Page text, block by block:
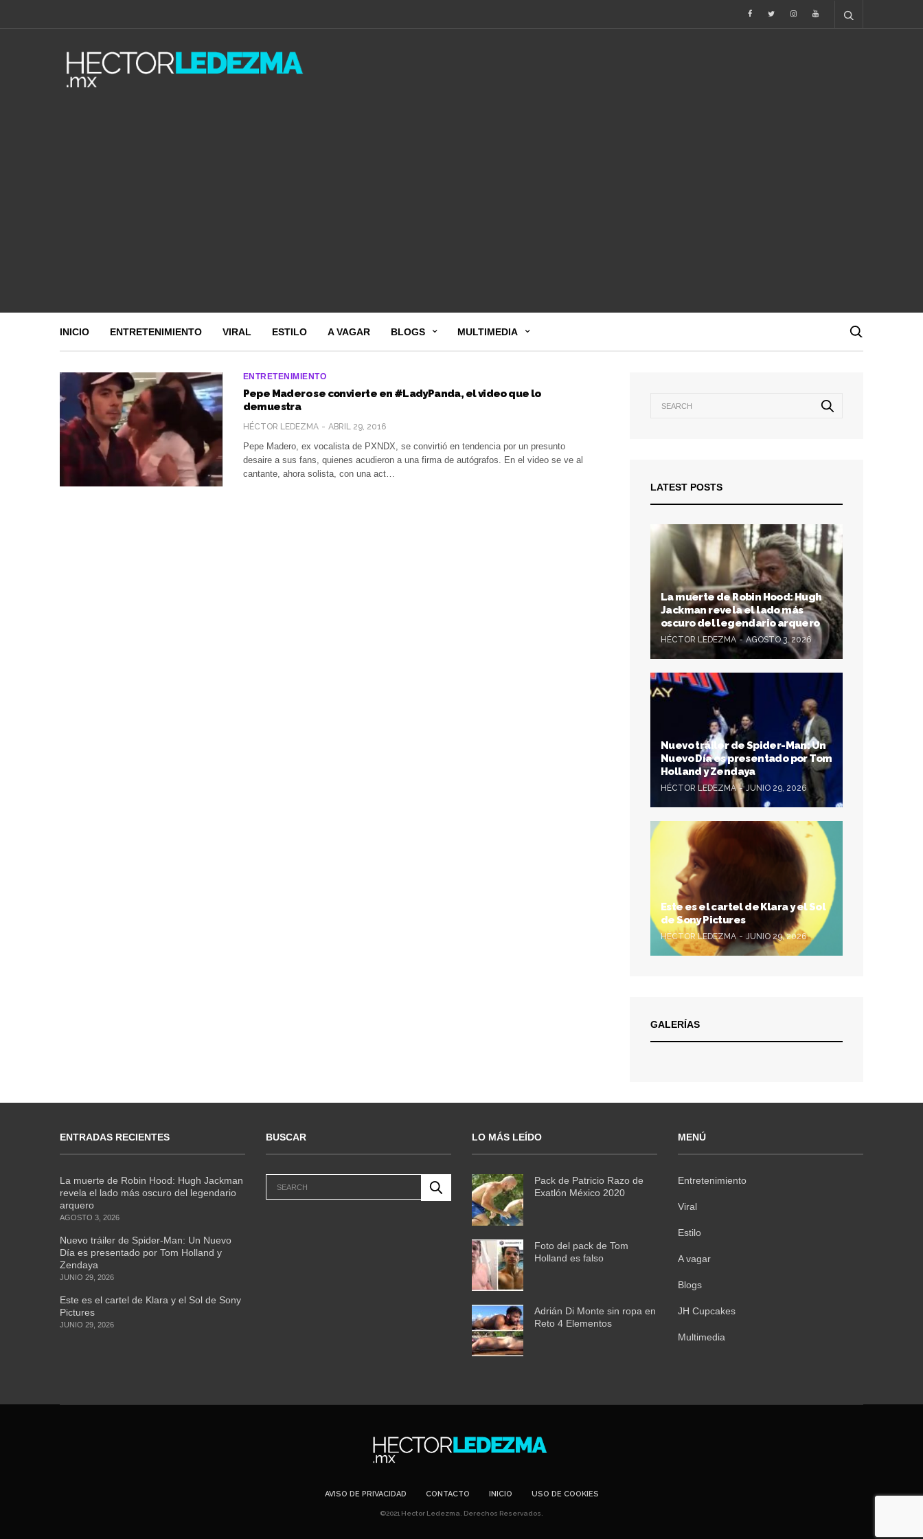
INICIO ENTRETENIMIENTO VIRAL ESTILO A VAGAR BLOGS MULTIMEDIA
ENTRETENIMIENTO
Pepe Madero se convierte en #LadyPanda, el video que lo
demuestra
HÉCTOR LEDEZMA ABRIL 29, 2016
Pepe Madero, ex vocalista de PXNDX, se convirtió en tendencia por un presunto
desaire a sus fans, quienes acudieron a una firma de autógrafos. En el video se ve al
cantante, ahora solista, con una act…
LATEST POSTS
La muerte de Robin Hood: Hugh
Jackman revela el lado más
oscuro del legendario arquero
HÉCTOR LEDEZMA AGOSTO 3, 2026
Nuevo tráiler de Spider-Man: Un
Nuevo Día es presentado por Tom
Holland y Zendaya
HÉCTOR LEDEZMA JUNIO 29, 2026
Este es el cartel de Klara y el Sol
de Sony Pictures
HÉCTOR LEDEZMA JUNIO 29, 2026
GALERÍAS
ENTRADAS RECIENTES
La muerte de Robin Hood: Hugh Jackman
revela el lado más oscuro del legendario
arquero
AGOSTO 3, 2026
Nuevo tráiler de Spider-Man: Un Nuevo
Día es presentado por Tom Holland y
Zendaya
JUNIO 29, 2026
Este es el cartel de Klara y el Sol de Sony
Pictures
JUNIO 29, 2026
BUSCAR LO MÁS LEÍDO
Pack de Patricio Razo de
Exatlón México 2020
Foto del pack de Tom
Holland es falso
Adrián Di Monte sin ropa en
Reto 4 Elementos
MENÚ
Entretenimiento
Viral
Estilo
A vagar
Blogs
JH Cupcakes
Multimedia
AVISO DE PRIVACIDAD CONTACTO INICIO USO DE COOKIES
©2021 Hector Ledezma. Derechos Reservados.